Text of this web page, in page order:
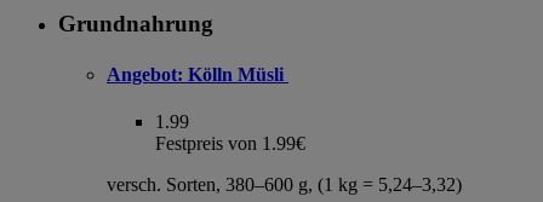
Grundnahrung
Angebot: Kölln Müsli
1.99
Festpreis von 1.99€
versch. Sorten, 380–600 g, (1 kg = 5,24–3,32)